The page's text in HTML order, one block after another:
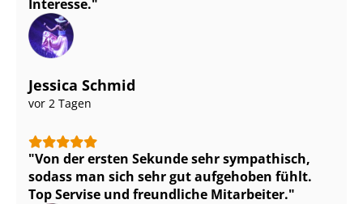
Interesse.
Jessica Schmid
vor 2 Tagen
Von der ersten Sekunde sehr sympathisch,
sodass man sich sehr gut aufgehoben fühlt.
Top Servise und freundliche Mitarbeiter.